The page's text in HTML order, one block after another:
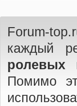
Forum-
каждый
ролевых
Помимо